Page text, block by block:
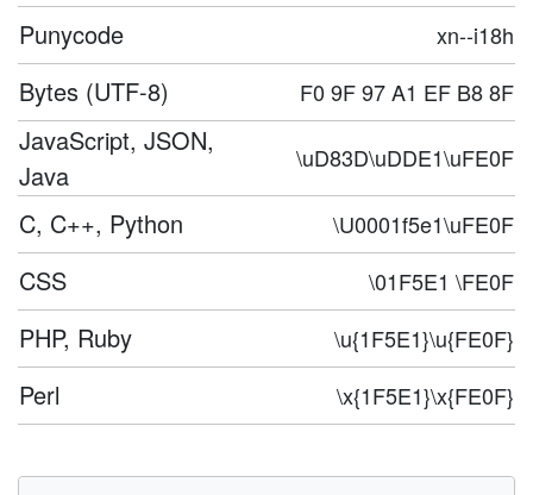
Punycode xn--i18h
Bytes (UTF-8) F0 9F 97 A1 EF B8 8F
JavaScript, JSON,
Java
\uD83D\uDDE1\uFE0F
C, C++, Python \U0001f5e1\uFE0F
CSS \01F5E1 \FE0F
PHP, Ruby \u{1F5E1}\u{FE0F}
Perl \x{1F5E1}\x{FE0F}